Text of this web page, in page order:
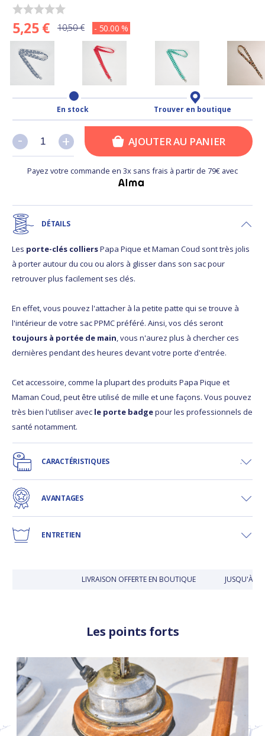
5,25 € 10,50 € - 50.00 %
En stock Trouver en boutique
+
- +
- AJOUTER AU PANIER
Payez votre commande en 3x sans frais à partir de 79€ avec
DÉTAILS
Les porte-clés colliersPapa Pique et Maman Coud sont très jolis
à porter autour du cou ou alors à glisser dans son sac pour
retrouver plus facilement ses clés.
En effet, vous pouvez l'attacher à la petite patte qui se trouve à
l'intérieur de votre sac PPMC préféré. Ainsi, vos clés seront
toujours à portée de main, vous n'aurez plus à chercher ces
dernières pendant des heures devant votre porte d'entrée.
Cet accessoire, comme la plupart des produits Papa Pique et
Maman Coud, peut être utilisé de mille et une façons. Vous pouvez
très bien l'utiliser avec le porte badgepour les professionnels de
santé notamment.
CARACTÉRISTIQUES
AVANTAGES
ENTRETIEN
LIVRAISON OFFERTE EN BOUTIQUE JUSQU'À 30
Les points forts